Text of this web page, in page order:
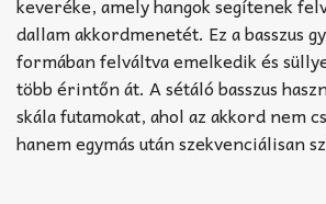
dallam akkordmenetét. Ez a basszus
formában felváltva emelkedik és
több érintőn át. A sétáló basszus
skála futamokat, ahol az akkord nem
hanem egymás után szekvenciálisan